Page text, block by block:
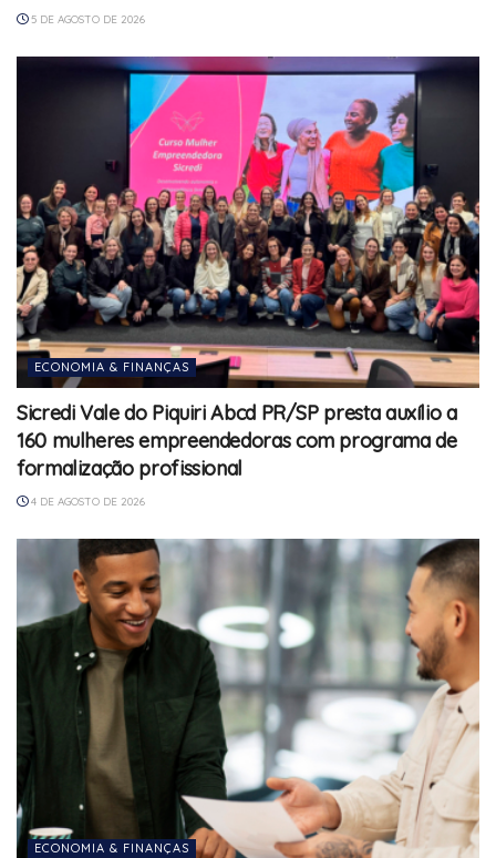
5 DE AGOSTO DE 2026
ECONOMIA & FINANÇAS
Sicredi Vale do Piquiri Abcd PR/SP presta auxílio a
160 mulheres empreendedoras com programa de
formalização profissional
4 DE AGOSTO DE 2026
ECONOMIA & FINANÇAS